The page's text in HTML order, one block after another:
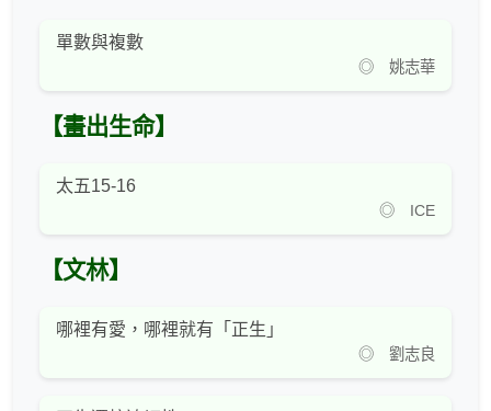
單數與複數
◎ 姚志華
【畫出生命】
太五15-16
◎ ICE
【文林】
哪裡有愛，哪裡就有「正生」
◎ 劉志良